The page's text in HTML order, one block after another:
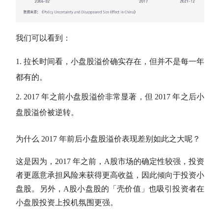
我们可以看到：
拉长时间看，小盘股溢价确实存在，但并不是每一年
都有的。
2017 年之前小盘股溢价非常显著，但 2017 年之后小
盘股溢价被逆转。
为什么 2017 年前后小盘股溢价表现差别如此之大呢？
这是因为，2017 年之前， A股市场的确定性较强，投资
者更愿意承担风险来获得更高收益，因此倾向于投资小
盘股。另外， A股小盘股的「壳价值」也吸引投资者在
小盘股投资上投机氛围更强。